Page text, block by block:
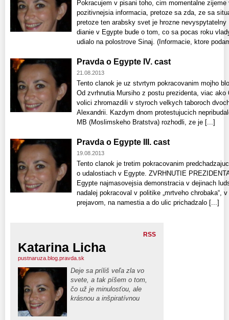
Pokracujem v pisani toho, cim momentalne
pozitivnejsia informacia, pretoze sa zda, ze sa
pretoze ten arabsky svet je hrozne nevyspytatelny
dianie v Egypte bude o tom, co sa pocas roku
udialo na polostrove Sinaj. (Informacie, ktore
Pravda o Egypte IV. cast
21.08.2013
Tento clanok je uz stvrtym pokracovanim mojho
Od zvrhnutia Mursiho z postu prezidenta, viac
volici zhromazdili v styroch velkych taboroch
Alexandrii. Kazdym dnom protestujucich
MB (Moslimskeho Bratstva) rozhodli, ze je [...]
Pravda o Egypte III. cast
19.08.2013
Tento clanok je tretim pokracovanim
o udalostiach v Egypte. ZVRHNUTIE
Egypte najmasovejsia demonstracia v dejinach
nadalej pokracoval v politike „mrtveho chrobaka“,
prejavom, na namestia a do ulic prichadzalo [...]
RSS
Katarina Licha
pustnaruza.blog.pravda.sk
Deje sa príliš veľa zla vo
svete, a tak píšem o tom,
čo už je minulosťou, ale
krásnou a inšpiratívnou